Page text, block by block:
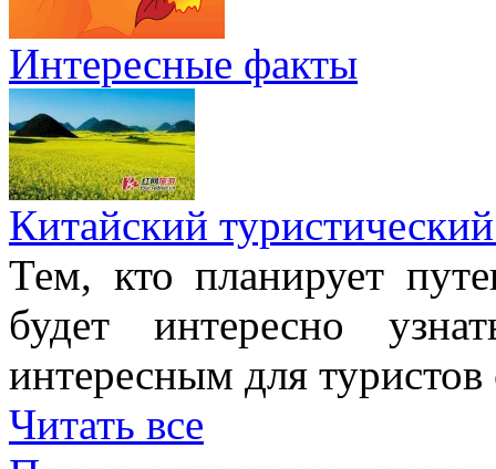
Интересные факты
Китайский
Тем, кто планирует
будет интересно
интересным для
Читать все